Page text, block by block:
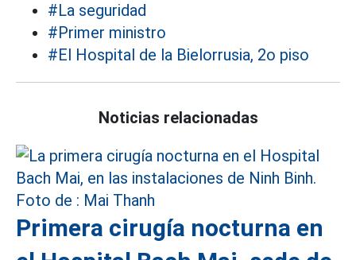
#La seguridad
#Primer ministro
#El Hospital de la Bielorrusia, 2o piso
Noticias relacionadas
Primera cirugía nocturna en